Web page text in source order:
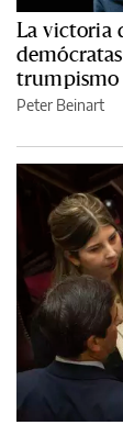
La victoria
trumpismo
Peter Beinart